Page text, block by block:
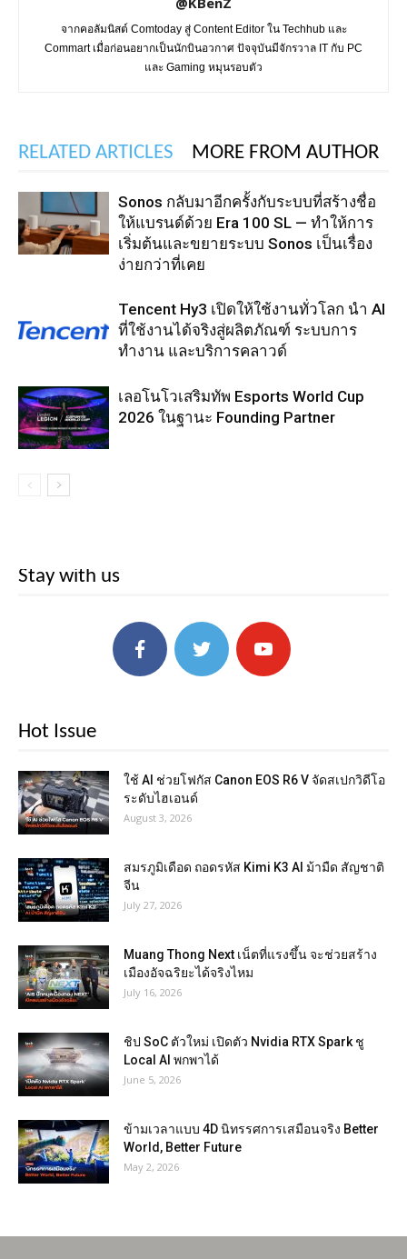
จากคอลัมนิสต์ Comtoday สู่ Content Editor ใน Techhub และ
Commart เมื่อก่อนอยากเป็นนักบินอวกาศ ปัจจุบันมีจักรวาล IT กับ PC
และ Gaming หมุนรอบตัว
RELATED ARTICLES MORE FROM AUTHOR
Sonos กลับมาอีกครั้งกับระบบที่สร้างชื่อ
ให้แบรนด์ด้วย Era 100 SL — ทำให้การ
เริ่มต้นและขยายระบบ Sonos เป็นเรื่อง
ง่ายกว่าที่เคย
Tencent Hy3 เปิดให้ใช้งานทั่วโลก นำ AI
ที่ใช้งานได้จริงสู่ผลิตภัณฑ์ ระบบการ
ทำงาน และบริการคลาวด์
เลอโนโวเสริมทัพ Esports World Cup
2026 ในฐานะ Founding Partner
Stay with us
Hot Issue
ใช้ AI ช่วยโฟกัส Canon EOS R6 V จัดสเปกวิดีโอ
ระดับไฮเอนด์
August 3, 2026
สมรภูมิเดือด ถอดรหัส Kimi K3 AI ม้ามืด สัญชาติ
จีน
July 27, 2026
Muang Thong Next เน็ตที่แรงขึ้น จะช่วยสร้าง
เมืองอัจฉริยะได้จริงไหม
July 16, 2026
ชิป SoC ตัวใหม่ เปิดตัว Nvidia RTX Spark ชู
Local AI พกพาได้
June 5, 2026
ข้ามเวลาแบบ 4D นิทรรศการเสมือนจริง Better
World, Better Future
May 2, 2026